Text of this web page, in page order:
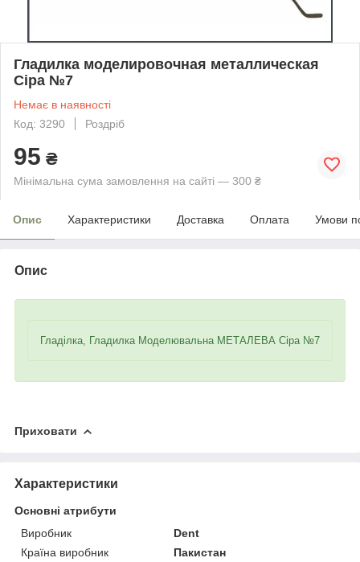
Гладилка моделировочная металлическая
Сіра №7
Немає в наявності
Код: 3290
Роздріб
95 ₴
Мінімальна сума замовлення на сайті — 300 ₴
Опис Характеристики Доставка Оплата Умови
Опис
Гладілка, Гладилка Моделювальна МЕТАЛЕВА Сіра №7
Приховати
Характеристики
Основні атрибути
Виробник
Dent
Країна виробник
Пакистан